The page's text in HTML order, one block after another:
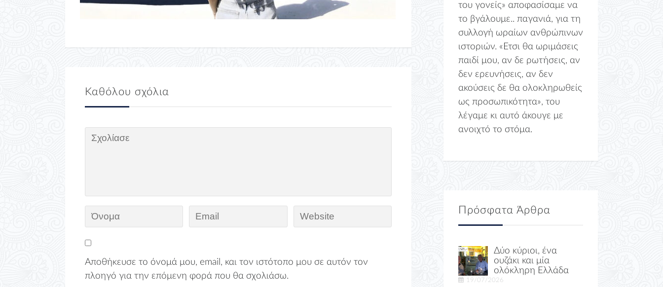
Καθόλου σχόλια
Αποθήκευσε το όνομά μου, email, και τον ιστότοπο μου σε αυτόν τον
πλοηγό για την επόμενη φορά που θα σχολιάσω.
του γονείς» αποφασίσαμε να
το βγάλουμε.. παγανιά, για τη
συλλογή ωραίων ανθρώπινων
ιστοριών. «Ετσι θα ωριμάσεις
παιδί μου, αν δε ρωτήσεις, αν
δεν ερευνήσεις, αν δεν
ακούσεις δε θα ολοκληρωθείς
ως προσωπικότητα», του
λέγαμε κι αυτό άκουγε με
ανοιχτό το στόμα.
Πρόσφατα Άρθρα
Δύο κύριοι, ένα
ουζάκι και μία
ολόκληρη Ελλάδα
19/07/2026